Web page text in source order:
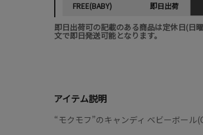
FREE(BABY) 即日出荷
即日出荷可の記載のある商品は定休日(日
文で即日発送可能となります。
アイテム説明
“モクモフ”のキャンディ ベビーボール